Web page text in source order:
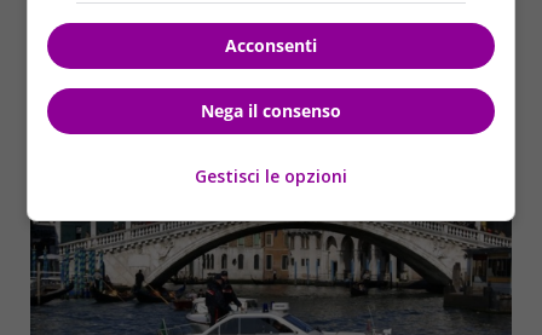
centro storico a Venezia, una a Mestre e una a
Treviso.
Acconsenti
Nega il consenso
Gestisci le opzioni